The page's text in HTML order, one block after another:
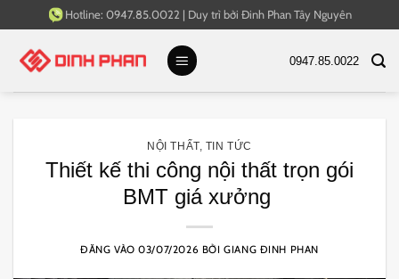
qua
Hotline: 0947.85.0022 | Duy trì bởi Đinh Phan Tây Nguyên
0947.85.0022
NỘI THẤT, TIN TỨC
Thiết kế thi công nội thất trọn gói
BMT giá xưởng
ĐĂNG VÀO03/07/2026 BỞIGIANG ĐINH PHAN